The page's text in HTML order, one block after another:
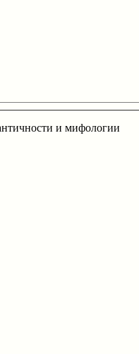
и мифологии